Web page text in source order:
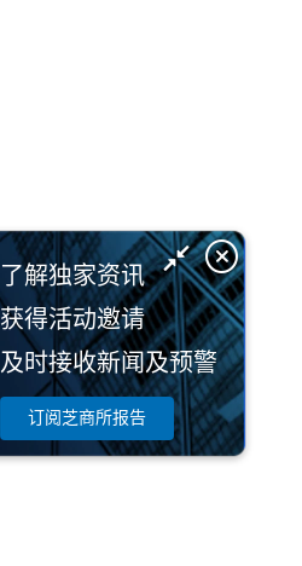
了解独家资讯
获得活动邀请
及时接收新闻及预警
订阅芝商所报告